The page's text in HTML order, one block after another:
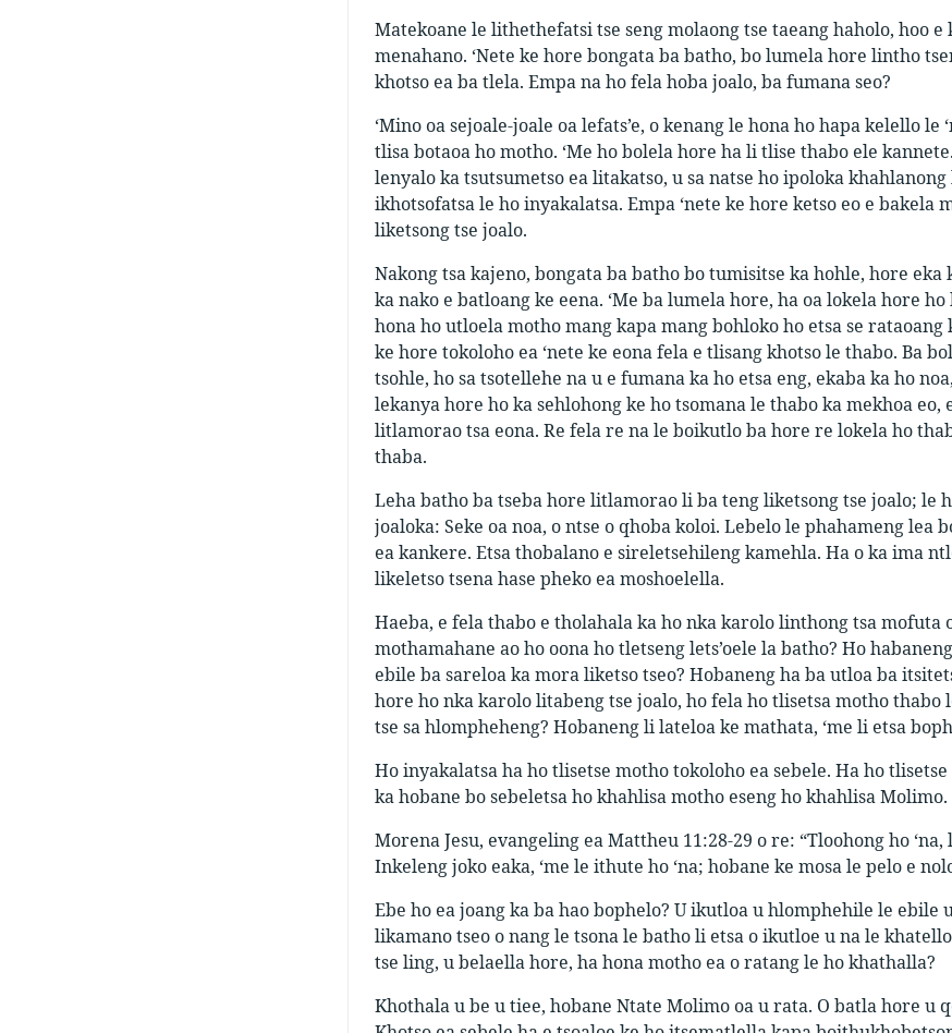
Matekoane le lithethefatsi tse seng molaong tse taeang haholo, hoo
menahano. ‘Nete ke hore bongata ba batho, bo lumela hore lintho
khotso ea ba tlela. Empa na ho fela hoba joalo, ba fumana seo?
‘Mino oa sejoale-joale oa lefats’e, o kenang le hona ho hapa kelello
tlisa botaoa ho motho. ‘Me ho bolela hore ha li tlise thabo ele
lenyalo ka tsutsumetso ea litakatso, u sa natse ho ipoloka
ikhotsofatsa le ho inyakalatsa. Empa ‘nete ke hore ketso eo e
liketsong tse joalo.
Nakong tsa kajeno, bongata ba batho bo tumisitse ka hohle, hore
ka nako e batloang ke eena. ‘Me ba lumela hore, ha oa lokela hore
hona ho utloela motho mang kapa mang bohloko ho etsa se
ke hore tokoloho ea ‘nete ke eona fela e tlisang khotso le thabo. Ba
tsohle, ho sa tsotellehe na u e fumana ka ho etsa eng, ekaba ka ho
lekanya hore ho ka sehlohong ke ho tsomana le thabo ka mekhoa
litlamorao tsa eona. Re fela re na le boikutlo ba hore re lokela ho
thaba.
Leha batho ba tseba hore litlamorao li ba teng liketsong tse joalo; le
joaloka: Seke oa noa, o ntse o qhoba koloi. Lebelo le phahameng lea
ea kankere. Etsa thobalano e sireletsehileng kamehla. Ha o ka ima
likeletso tsena hase pheko ea moshoelella.
Haeba, e fela thabo e tholahala ka ho nka karolo linthong tsa
mothamahane ao ho oona ho tletseng lets’oele la batho? Ho
ebile ba sareloa ka mora liketso tseo? Hobaneng ha ba utloa ba
hore ho nka karolo litabeng tse joalo, ho fela ho tlisetsa motho
tse sa hlompheheng? Hobaneng li lateloa ke mathata, ‘me li etsa
Ho inyakalatsa ha ho tlisetse motho tokoloho ea sebele. Ha ho
ka hobane bo sebeletsa ho khahlisa motho eseng ho khahlisa Molimo.
Morena Jesu, evangeling ea Mattheu 11:28-29 o re: “Tloohong ho
Inkeleng joko eaka, ‘me le ithute ho ‘na; hobane ke mosa le pelo e
Ebe ho ea joang ka ba hao bophelo? U ikutloa u hlomphehile le ebile
likamano tseo o nang le tsona le batho li etsa o ikutloe u na le
tse ling, u belaella hore, ha hona motho ea o ratang le ho khathalla?
Khothala u be u tiee, hobane Ntate Molimo oa u rata. O batla hore u